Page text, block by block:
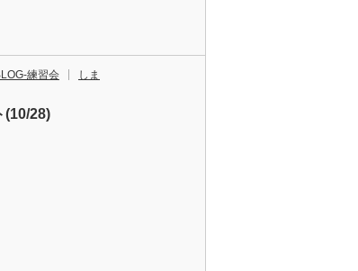
練習会 しま
(10/28)